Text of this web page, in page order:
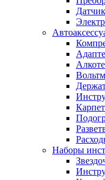
Карпет
Наборы